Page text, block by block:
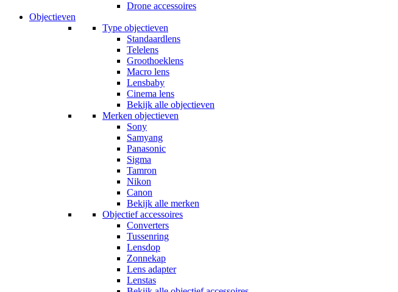
Drone accessoires
Objectieven
Type objectieven
Standaardlens
Telelens
Groothoeklens
Macro lens
Lensbaby
Cinema lens
Bekijk alle objectieven
Merken objectieven
Sony
Samyang
Panasonic
Sigma
Tamron
Nikon
Canon
Bekijk alle merken
Objectief accessoires
Converters
Tussenring
Lensdop
Zonnekap
Lens adapter
Lenstas